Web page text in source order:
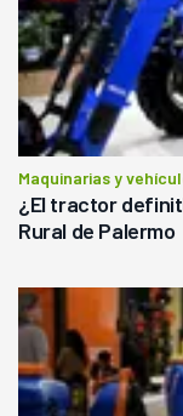
Maquinarias y
¿El tractor
Rural de Palermo